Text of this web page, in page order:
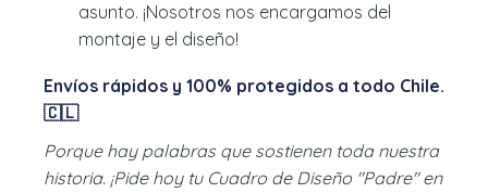
asunto. ¡Nosotros nos encargamos del
montaje y el diseño!
Envíos rápidos y 100% protegidos a todo Chile.
🇨🇱
Porque hay palabras que sostienen toda nuestra
historia. ¡Pide hoy tu Cuadro de Diseño "Padre" en